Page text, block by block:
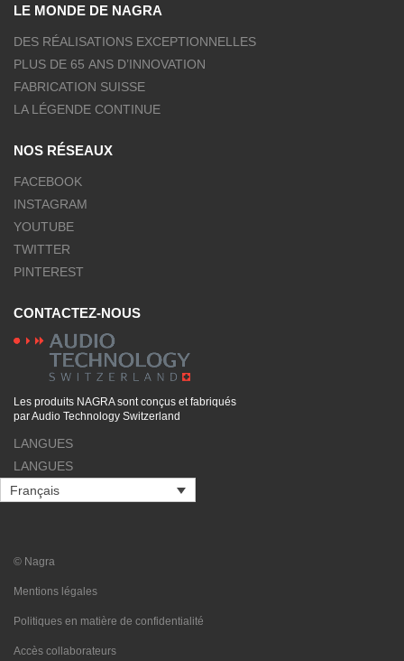
LE MONDE DE NAGRA
DES RÉALISATIONS EXCEPTIONNELLES
PLUS DE 65 ANS D’INNOVATION
FABRICATION SUISSE
LA LÉGENDE CONTINUE
NOS RÉSEAUX
FACEBOOK
INSTAGRAM
YOUTUBE
TWITTER
PINTEREST
CONTACTEZ-NOUS
Les produits NAGRA sont conçus et fabriqués
par Audio Technology Switzerland
LANGUES
LANGUES
Français
© Nagra
Mentions légales
Politiques en matière de confidentialité
Accès collaborateurs